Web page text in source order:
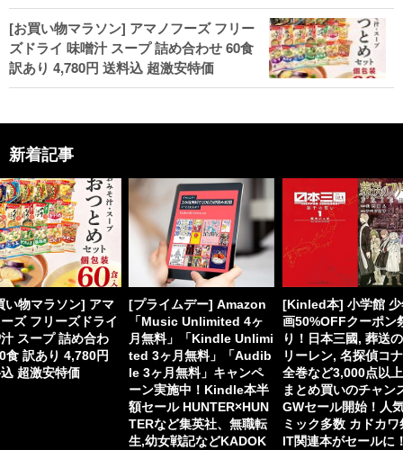
[お買い物マラソン] アマノフーズ フリー
ズドライ 味噌汁 スープ 詰め合わせ 60食
訳あり 4,780円 送料込 超激安特価
新着記事
[プライムデー] Amazon
「Music Unlimited 4ヶ
月無料」「Kindle Unlimi
ted 3ヶ月無料」「Audib
le 3ヶ月無料」キャンペ
ーン実施中！Kindle本半
額セール HUNTER×HUN
TERなど集英社、無職転
生,幼女戦記などKADOK
[Kinled本] 小学館 少
画50%OFFクーポン
り！日本三國, 葬送
リーレン, 名探偵コ
全巻など3,000点以
まとめ買いのチャン
GWセール開始！人
ミック多数 カドカワ
IT関連本がセールに
い物マラソン] アマ
ズ フリーズドライ
スープ 詰め合わ
食 訳あり 4,780円
超激安特価